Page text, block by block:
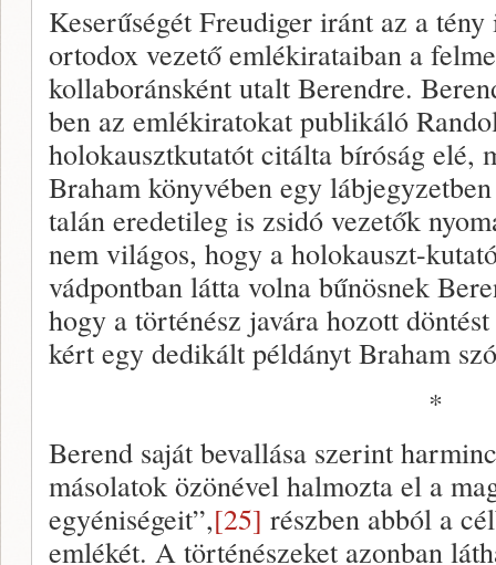
Keserűségét Freudiger iránt az a
ortodox vezető emlékirataiban a
kollaboránsként utalt Berendre.
ben az emlékiratokat publikáló
holokausztkutatót citálta bíróság elé,
Braham könyvében egy
talán eredetileg is zsidó vezetők
nem világos, hogy a holokauszt-
vádpontban látta volna bűnösnek
hogy a történész javára hozott
kért egy dedikált példányt Braham
*
Berend saját bevallása szerint
másolatok özönével halmozta el a
egyéniségeit”,[25] részben abból a
emlékét. A történészeket azonban